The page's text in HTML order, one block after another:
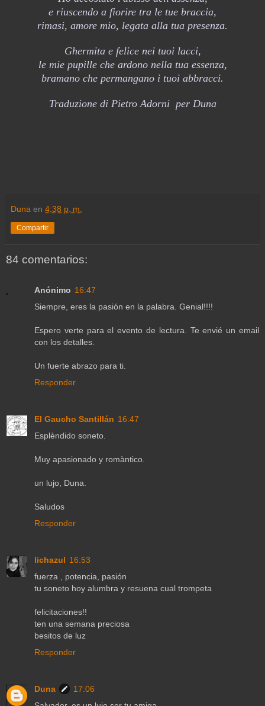
e riuscendo a fiorire tra le tue braccia,
rimasi, amore mio, legata alla tua presenza.
Ghermita e felice nei tuoi lacci,
le mie pupille che ardono nella tua essenza,
bramano che permangano i tuoi abbracci.
Traduzione di Pietro Adorni per Duna
Duna en 4:38 p. m.
Compartir
84 comentarios:
Anónimo 16:47
Siempre, eres la pasión en la palabra. Genial!!!!
Espero verte para el evento de lectura. Te envié un email
con los detalles.
Un fuerte abrazo para ti.
Responder
El Gaucho Santillán 16:47
Esplèndido soneto.
Muy apasionado y romàntico.
un lujo, Duna.
Saludos
Responder
lichazul 16:53
fuerza , potencia, pasión
tu soneto hoy alumbra y resuena cual trompeta
felicitaciones!!
ten una semana preciosa
besitos de luz
Responder
Duna
17:06